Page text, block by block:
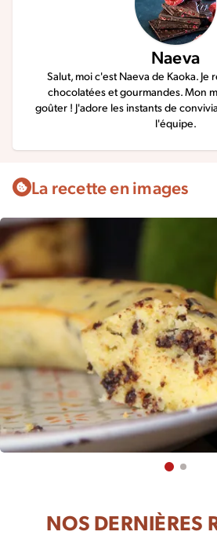
Naeva
Salut, moi c'est Naeva de Kaoka. Je
chocolatées et gourmandes. Mon
goûter ! J'adore les instants de
l'équipe.
La recette en images
NOS DERNIÈRES